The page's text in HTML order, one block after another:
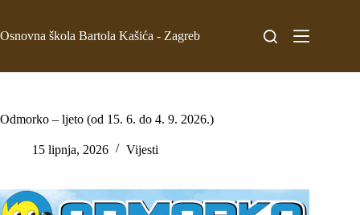
Osnovna škola Bartola Kašića - Zagreb
Odmorko – ljeto (od 15. 6. do 4. 9. 2026.)
15 lipnja, 2026 Vijesti